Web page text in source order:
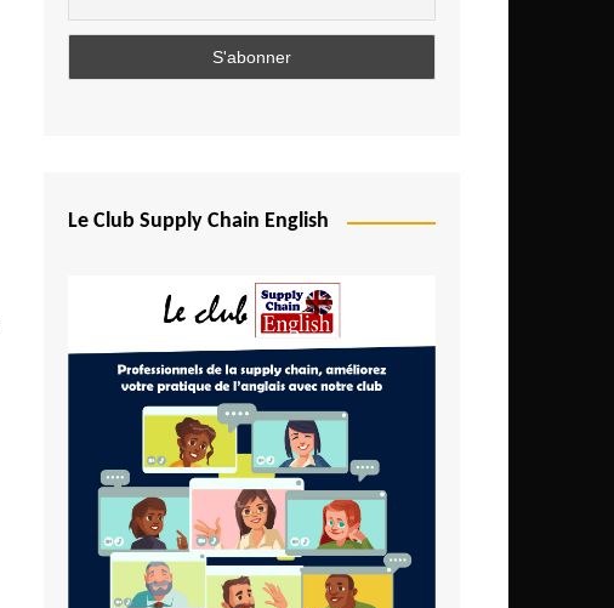
Le Club Supply Chain English